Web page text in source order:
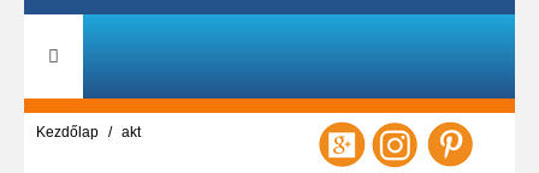
Kezdőlap akt